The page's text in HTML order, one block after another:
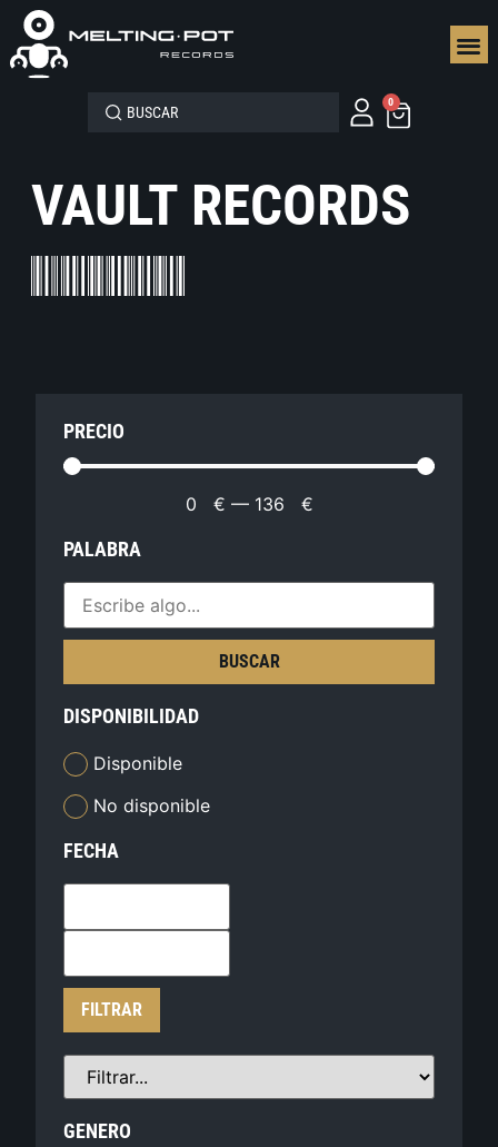
0
VAULT RECORDS
PRECIO
0 € — 136 €
PALABRA
BUSCAR
DISPONIBILIDAD
Disponible
No disponible
FECHA
FILTRAR
GENERO